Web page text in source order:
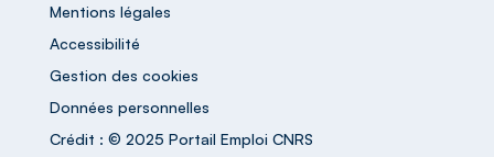
Mentions légales
Accessibilité
Gestion des cookies
Données personnelles
Crédit : © 2025 Portail Emploi CNRS